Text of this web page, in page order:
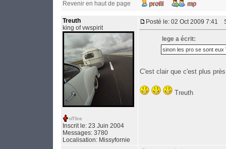
Revenir en haut de page
Treuth
king of vwspirit
Inscrit le: 23 Juin 2004
Messages: 3780
Localisation: Missyfornie
Posté le: 02 Oct 2009 7:41
lege a écrit:
sinon les pro se sont eux
C'est clair que c'est plus
Treuth